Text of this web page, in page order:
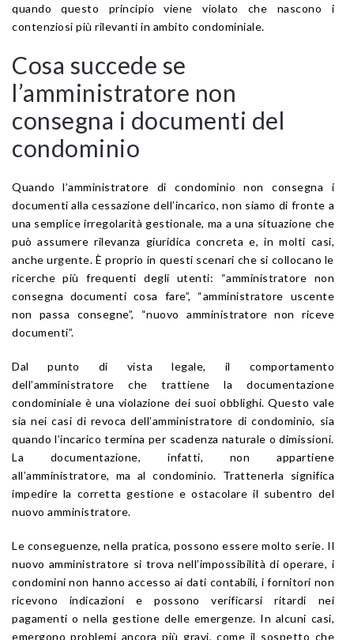
quando questo principio viene violato che nascono i
contenziosi più rilevanti in ambito condominiale.
Cosa succede se
l’amministratore non
consegna i documenti del
condominio
Quando l’amministratore di condominio non consegna i
documenti alla cessazione dell’incarico, non siamo di fronte a
una semplice irregolarità gestionale, ma a una situazione che
può assumere rilevanza giuridica concreta e, in molti casi,
anche urgente. È proprio in questi scenari che si collocano le
ricerche più frequenti degli utenti: “amministratore non
consegna documenti cosa fare”, “amministratore uscente
non passa consegne”, “nuovo amministratore non riceve
documenti”.
Dal punto di vista legale, il comportamento
dell’amministratore che trattiene la documentazione
condominiale è una violazione dei suoi obblighi. Questo vale
sia nei casi di revoca dell’amministratore di condominio, sia
quando l’incarico termina per scadenza naturale o dimissioni.
La documentazione, infatti, non appartiene
all’amministratore, ma al condominio. Trattenerla significa
impedire la corretta gestione e ostacolare il subentro del
nuovo amministratore.
Le conseguenze, nella pratica, possono essere molto serie. Il
nuovo amministratore si trova nell’impossibilità di operare, i
condomini non hanno accesso ai dati contabili, i fornitori non
ricevono indicazioni e possono verificarsi ritardi nei
pagamenti o nella gestione delle emergenze. In alcuni casi,
emergono problemi ancora più gravi, come il sospetto che